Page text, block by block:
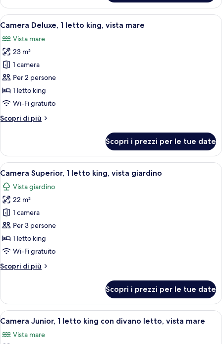
letto,
vista
città
Junior,
letto
con
divano
letto,
vista
città
Apri
tutte
le
foto
per
Camera
Deluxe,
1
king,
Una camera d'albergo con un letto,
10
Camera Deluxe, 1 letto king, vista mare
Vista mare
23 m²
1 camera
Per 2 persone
1 letto king
Wi-Fi gratuito
Scopri di più
Altri
Deluxe,
letto
vista
mare
Scopri i prezzi per le tue date
Apri
tutte
le
foto
per
Camera
Superior,
1
king,
Camera d'albergo con un letto
7
Camera Superior, 1 letto king, vista giardino
Vista giardino
22 m²
1 camera
Per 3 persone
1 letto king
Wi-Fi gratuito
Scopri di più
Altri
Superior,
letto
vista
Scopri i prezzi per le tue date
Apri
tutte
le
Camera d'albergo con un letto, un
11
Camera Junior, 1 letto king con divano letto, vista mare
Vista mare